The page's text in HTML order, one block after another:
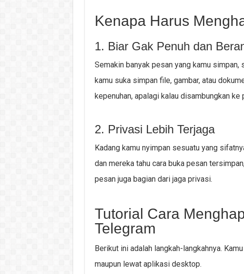
Kenapa Harus
1. Biar Gak Penuh dan
Semakin banyak pesan yang kamu
kamu suka simpan file, gambar, atau
kepenuhan, apalagi kalau disambungkan ke
2. Privasi Lebih Terjaga
Kadang kamu nyimpan sesuatu yang
dan mereka tahu cara buka pesan
pesan juga bagian dari jaga privasi.
Tutorial Cara
Telegram
Berikut ini adalah langkah-langkahnya.
maupun lewat aplikasi desktop.